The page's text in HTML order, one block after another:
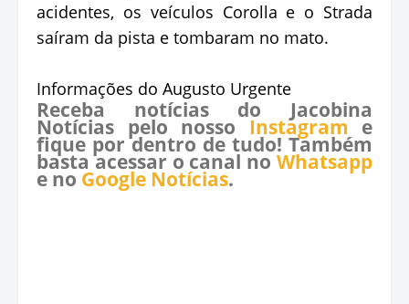
acidentes, os veículos Corolla e o Strada
saíram da pista e tombaram no mato.
Informações do Augusto Urgente
Receba notícias do Jacobina
Notícias pelo nosso Instagram e
fique por dentro de tudo! Também
basta acessar o canal no Whatsapp
e no Google Notícias.